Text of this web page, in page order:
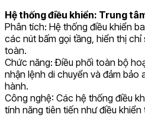
Hệ thống điều khiển: Trung
Phân tích: Hệ thống điều khiển
các nút bấm gọi tầng, hiển thị
toàn.
Chức năng: Điều phối toàn bộ
nhận lệnh di chuyển và đảm bảo
hành.
Công nghệ: Các hệ thống điều
tính năng tiên tiến như điều